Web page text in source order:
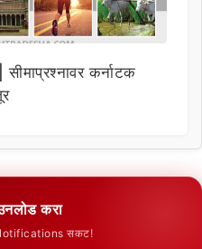
कर्नाटक
करा
Notifications सकट!